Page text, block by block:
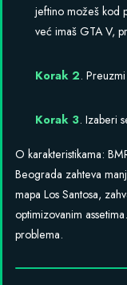
jeftino možeš kod
već imaš GTA V,
Korak 2.
Korak 3. Izaberi
O karakteristikama:
Beograda zahteva
mapa Los Santosa,
optimizovanim
problema.